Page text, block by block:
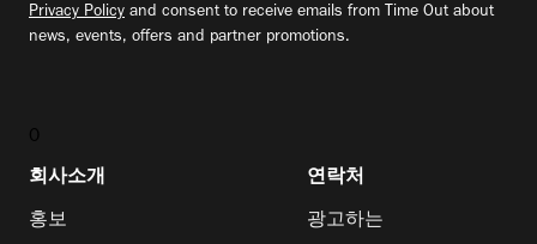
Privacy Policy and consent to receive emails from Time Out about
news, events, offers and partner promotions.
0
회사소개
홍보
연락처
광고하는